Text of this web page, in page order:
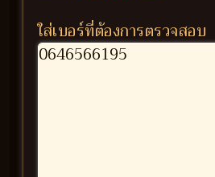
ใส่เบอร์ที่ต้องการตรวจสอบ